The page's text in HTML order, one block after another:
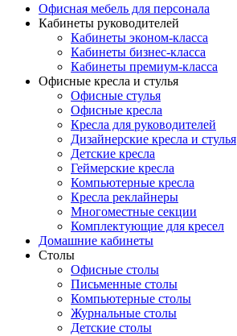
Офисная мебель для персонала
Кабинеты руководителей
Кабинеты эконом-класса
Кабинеты бизнес-класса
Кабинеты премиум-класса
Офисные кресла и стулья
Офисные стулья
Офисные кресла
Кресла для руководителей
Дизайнерские кресла и стулья
Детские кресла
Геймерские кресла
Компьютерные кресла
Кресла реклайнеры
Многоместные секции
Комплектующие для кресел
Домашние кабинеты
Столы
Офисные столы
Письменные столы
Компьютерные столы
Журнальные столы
Детские столы